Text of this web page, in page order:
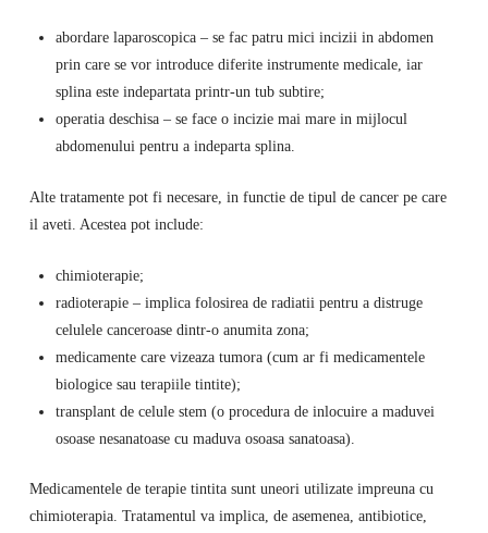
abordare laparoscopica – se fac patru mici incizii in abdomen
prin care se vor introduce diferite instrumente medicale, iar
splina este indepartata printr-un tub subtire;
operatia deschisa – se face o incizie mai mare in mijlocul
abdomenului pentru a indeparta splina.
Alte tratamente pot fi necesare, in functie de tipul de cancer pe care
il aveti. Acestea pot include:
chimioterapie;
radioterapie – implica folosirea de radiatii pentru a distruge
celulele canceroase dintr-o anumita zona;
medicamente care vizeaza tumora (cum ar fi medicamentele
biologice sau terapiile tintite);
transplant de celule stem (o procedura de inlocuire a maduvei
osoase nesanatoase cu maduva osoasa sanatoasa).
Medicamentele de terapie tintita sunt uneori utilizate impreuna cu
chimioterapia. Tratamentul va implica, de asemenea, antibiotice,